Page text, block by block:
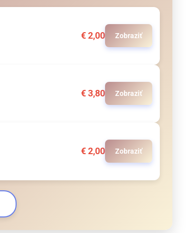
€2,00 Zobraziť
€3,80 Zobraziť
€2,00 Zobraziť